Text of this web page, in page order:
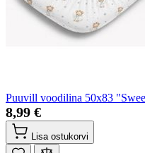
Puuvill voodilina 50x83
8,99 €
Lisa ostukorvi